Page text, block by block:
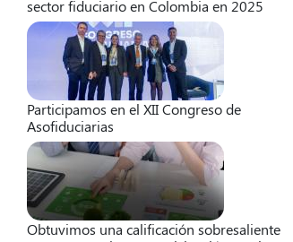
sector fiduciario en Colombia en 2025
Participamos en el XII Congreso de
Asofiduciarias
Obtuvimos una calificación sobresaliente